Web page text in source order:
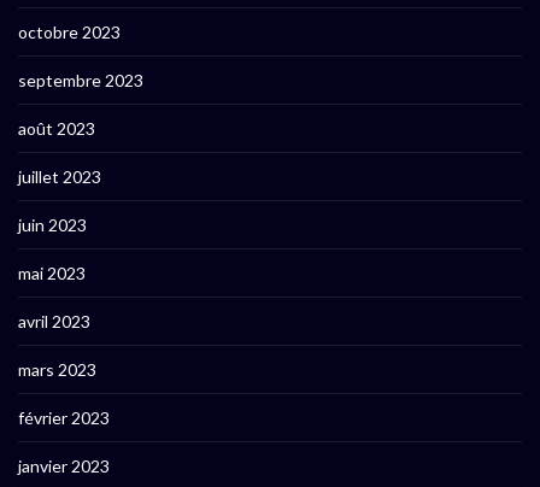
octobre 2023
septembre 2023
août 2023
juillet 2023
juin 2023
mai 2023
avril 2023
mars 2023
février 2023
janvier 2023